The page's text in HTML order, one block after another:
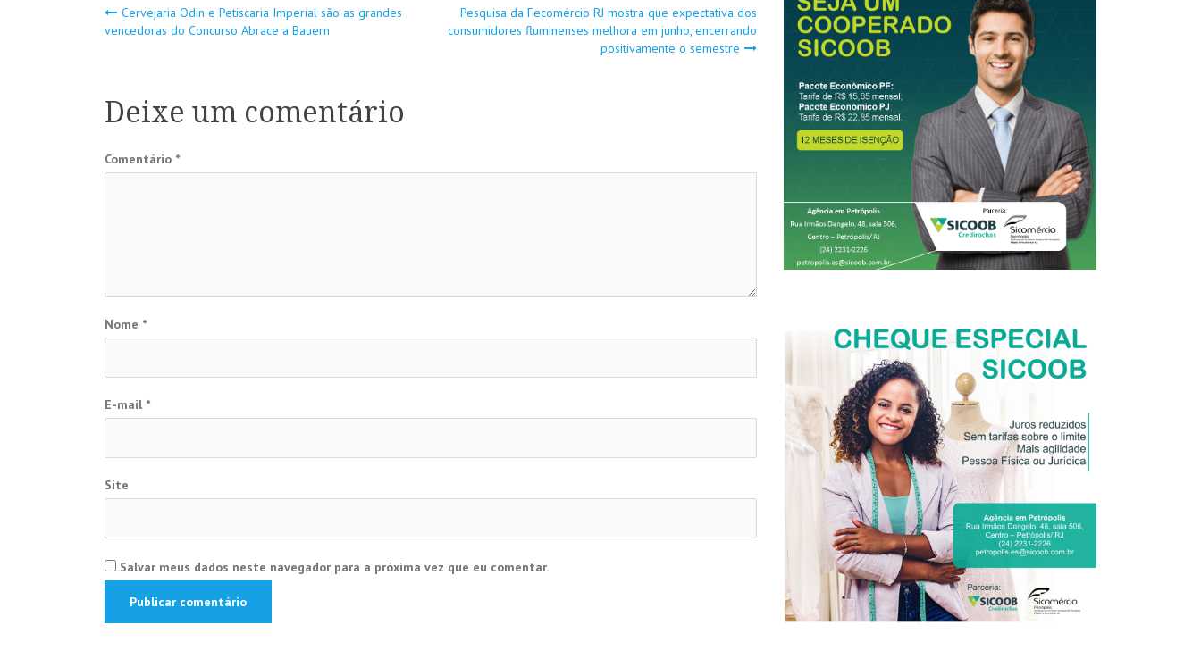
Navegação
Post
Cervejaria Odin e Petiscaria Imperial são as grandes
vencedoras do Concurso Abrace a Bauern
Pesquisa da Fecomércio RJ mostra que expectativa dos
consumidores fluminenses melhora em junho, encerrando
positivamente o semestre
Deixe um comentário
Comentário *
Nome *
E-mail *
Site
Salvar meus dados neste navegador para a próxima vez que eu comentar.